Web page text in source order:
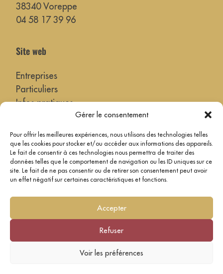
Gérer le consentement
Pour offrir les meilleures expériences, nous utilisons des technologies telles
que les cookies pour stocker et/ou accéder aux informations des appareils.
Le fait de consentir à ces technologies nous permettra de traiter des
données telles que le comportement de navigation ou les ID uniques sur ce
site. Le fait de ne pas consentir ou de retirer son consentement peut avoir
un effet négatif sur certaines caractéristiques et fonctions.
Accepter
Refuser
Voir les préférences
38340 Voreppe
04 58 17 39 96
Site web
Entreprises
Particuliers
Infos pratiques
> Nos villes référentes !
Légale
Cookies